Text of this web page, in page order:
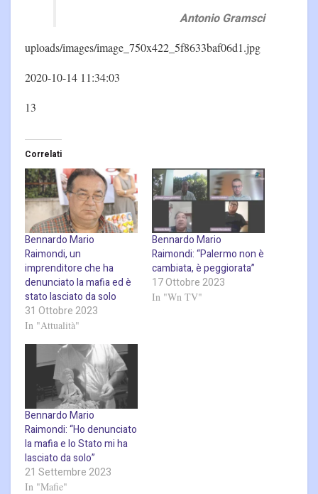
Antonio Gramsci
uploads/images/image_750x422_5f8633baf06d1.jpg
2020-10-14 11:34:03
13
Correlati
Bennardo Mario
Raimondi, un
imprenditore che ha
denunciato la mafia ed è
stato lasciato da solo
31 Ottobre 2023
In "Attualità"
Bennardo Mario
Raimondi: “Palermo non è
cambiata, è peggiorata”
17 Ottobre 2023
In "Wn TV"
Bennardo Mario
Raimondi: “Ho denunciato
la mafia e lo Stato mi ha
lasciato da solo”
21 Settembre 2023
In "Mafie"